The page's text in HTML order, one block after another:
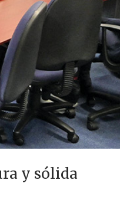
y sólida